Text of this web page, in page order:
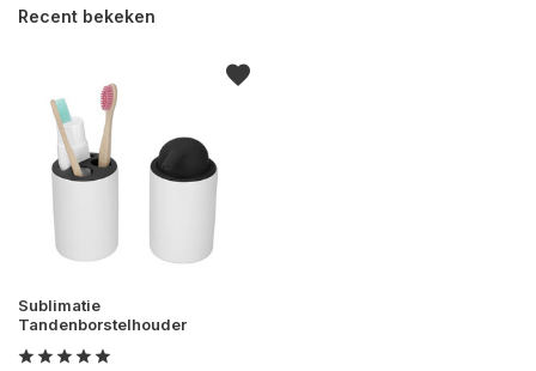
Recent bekeken
Sublimatie
Tandenborstelhouder